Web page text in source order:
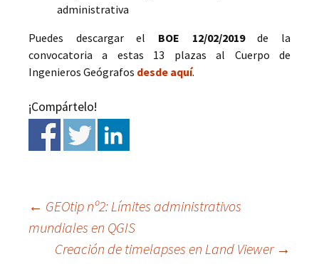
administrativa
Puedes descargar el BOE 12/02/2019de la
convocatoria a estas 13 plazas al Cuerpo de
Ingenieros Geógrafos desde aquí.
¡Compártelo!
Ir
← GEOtip nº2: Límites administrativos
mundiales en QGIS
Creación de timelapses en Land Viewer →